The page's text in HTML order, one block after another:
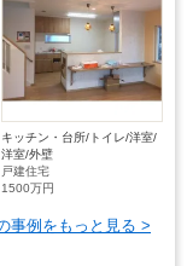
キッチン・台所/トイレ/洋室/
洋室/外壁
戸建住宅
1500万円
事例をもっと見る >